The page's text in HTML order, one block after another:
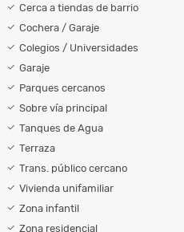
Cerca a tiendas de barrio
Cochera / Garaje
Colegios / Universidades
Garaje
Parques cercanos
Sobre vía principal
Tanques de Agua
Terraza
Trans. público cercano
Vivienda unifamiliar
Zona infantil
Zona residencial